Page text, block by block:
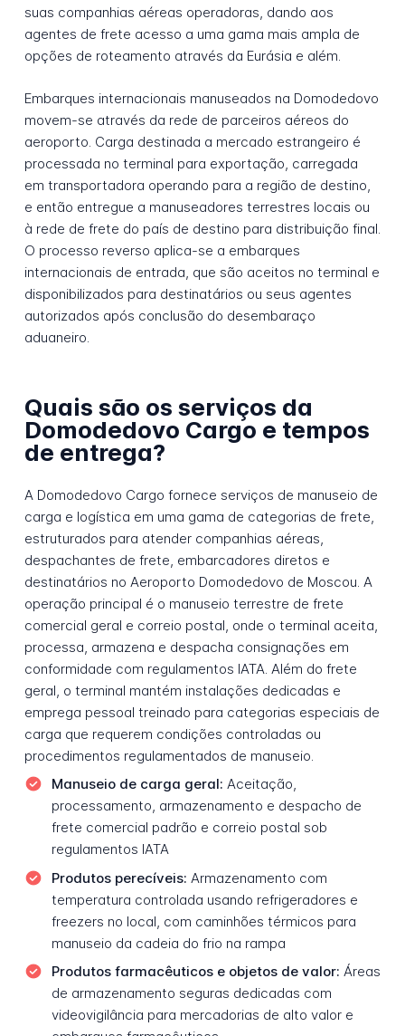
suas companhias aéreas operadoras, dando aos
agentes de frete acesso a uma gama mais ampla de
opções de roteamento através da Eurásia e além.
Embarques internacionais manuseados na Domodedovo
movem-se através da rede de parceiros aéreos do
aeroporto. Carga destinada a mercado estrangeiro é
processada no terminal para exportação, carregada
em transportadora operando para a região de destino,
e então entregue a manuseadores terrestres locais ou
à rede de frete do país de destino para distribuição final.
O processo reverso aplica-se a embarques
internacionais de entrada, que são aceitos no terminal e
disponibilizados para destinatários ou seus agentes
autorizados após conclusão do desembaraço
aduaneiro.
Quais são os serviços da
Domodedovo Cargo e tempos
de entrega?
A Domodedovo Cargo fornece serviços de manuseio de
carga e logística em uma gama de categorias de frete,
estruturados para atender companhias aéreas,
despachantes de frete, embarcadores diretos e
destinatários no Aeroporto Domodedovo de Moscou. A
operação principal é o manuseio terrestre de frete
comercial geral e correio postal, onde o terminal aceita,
processa, armazena e despacha consignações em
conformidade com regulamentos IATA. Além do frete
geral, o terminal mantém instalações dedicadas e
emprega pessoal treinado para categorias especiais de
carga que requerem condições controladas ou
procedimentos regulamentados de manuseio.
Manuseio de carga geral: Aceitação,
processamento, armazenamento e despacho de
frete comercial padrão e correio postal sob
regulamentos IATA
Produtos perecíveis: Armazenamento com
temperatura controlada usando refrigeradores e
freezers no local, com caminhões térmicos para
manuseio da cadeia do frio na rampa
Produtos farmacêuticos e objetos de valor: Áreas
de armazenamento seguras dedicadas com
videovigilância para mercadorias de alto valor e